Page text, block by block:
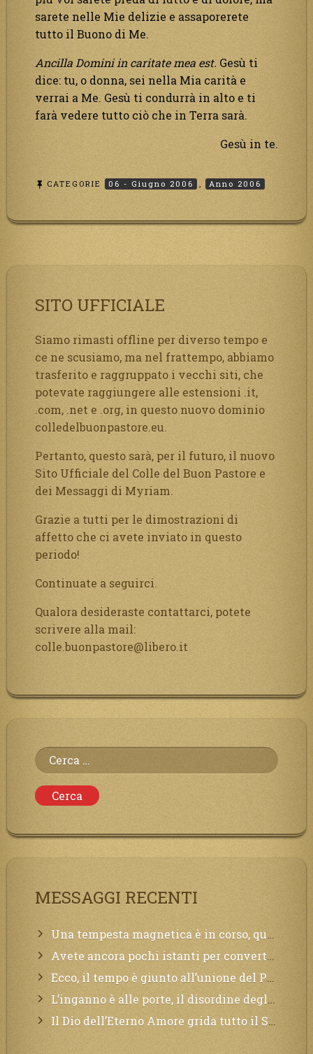
sarete nelle Mie delizie e assaporerete
tutto il Buono di Me.
Ancilla Domini in caritate mea est. Gesù ti
dice: tu, o donna, sei nella Mia carità e
verrai a Me. Gesù ti condurrà in alto e ti
farà vedere tutto ciò che in Terra sarà.
Gesù in te.
CATEGORIE 06 - Giugno 2006 , Anno 2006
SITO UFFICIALE
Siamo rimasti offline per diverso tempo e
ce ne scusiamo, ma nel frattempo, abbiamo
trasferito e raggruppato i vecchi siti, che
potevate raggiungere alle estensioni .it,
.com, .net e .org, in questo nuovo dominio
colledelbuonpastore.eu.
Pertanto, questo sarà, per il futuro, il nuovo
Sito Ufficiale del Colle del Buon Pastore e
dei Messaggi di Myriam.
Grazie a tutti per le dimostrazioni di
affetto che ci avete inviato in questo
periodo!
Continuate a seguirci.
Qualora desideraste contattarci, potete
scrivere alla mail:
colle.buonpastore@libero.it
Ricerca
per:
MESSAGGI RECENTI
Una tempesta magnetica è in corso, questa generazione patirà. Il black out non tarderà ad arrivare e tutta la Terra sarà oscurata.
Avete ancora pochi istanti per convertirvi, non perdete tempo, la sciagura arriverà all’improvviso e per chi non si sarà preparato saranno dolori.
Ecco, il tempo è giunto all’unione del Padre con il figlio, non avete che da attendere pochissimo.
L’inganno è alle porte, il disordine degli ordinati urlerà perdono, ma sarà troppo tardi, il tradimento è stato grande!
Il Dio dell’Eterno Amore grida tutto il Suo bene per i Suoi,richiama a Sé i lontani, affinché si pentano e tornino a Lui: